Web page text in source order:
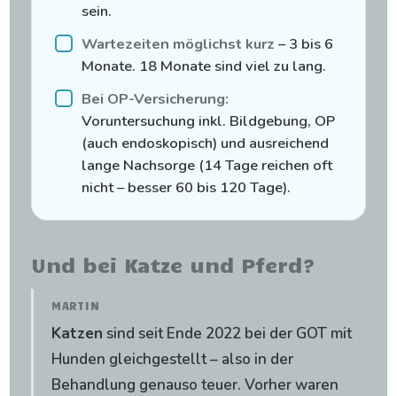
sein.
Wartezeiten möglichst kurz – 3 bis 6
Monate. 18 Monate sind viel zu lang.
Bei OP-Versicherung:
Voruntersuchung inkl. Bildgebung, OP
(auch endoskopisch) und ausreichend
lange Nachsorge (14 Tage reichen oft
nicht – besser 60 bis 120 Tage).
Und bei Katze und Pferd?
MARTIN
Katzen sind seit Ende 2022 bei der GOT mit
Hunden gleichgestellt – also in der
Behandlung genauso teuer. Vorher waren